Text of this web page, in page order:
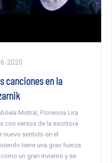
2020
canciones en la
Mistral, Florencia Lira
con versos de la escritora
nuevo sentido en el
tiene una gran fuerza
un gran invierno y se